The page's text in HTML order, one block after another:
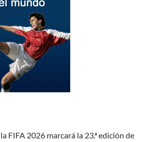
FIFA 2026 marcará la 23.ª edición de